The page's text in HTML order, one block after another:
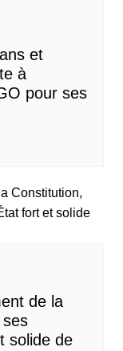
et
à
pour ses
de la
ses
solide de